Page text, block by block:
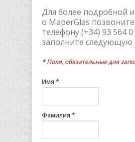
Для более подробной
о MaperGlas
телефону (+34) 93 564
заполните следующую
* Поля, обязательные для
Имя *
Фамилия *